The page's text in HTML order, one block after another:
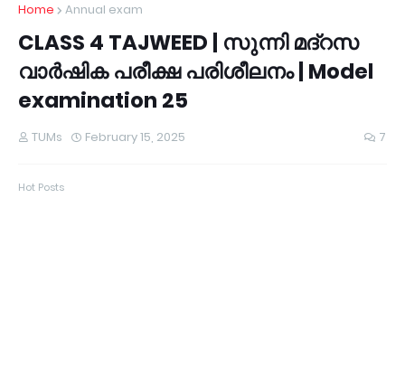
Home Annual exam
CLASS 4 TAJWEED | സുന്നി മദ്റസ
വാർഷിക പരീക്ഷ പരിശീലനം | Model
examination 25
TUMs February 15, 2025 7
Hot Posts